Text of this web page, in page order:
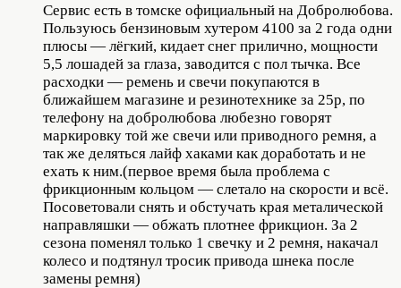
Сервис есть в томске официальный на Добролюбова.
Пользуюсь бензиновым хутером 4100 за 2 года одни
плюсы — лёгкий, кидает снег прилично, мощности
5,5 лошадей за глаза, заводится с пол тычка. Все
расходки — ремень и свечи покупаются в
ближайшем магазине и резинотехнике за 25р, по
телефону на добролюбова любезно говорят
маркировку той же свечи или приводного ремня, а
так же деляться лайф хаками как доработать и не
ехать к ним.(первое время была проблема с
фрикционным кольцом — слетало на скорости и всё.
Посоветовали снять и обстучать края металической
направляшки — обжать плотнее фрикцион. За 2
сезона поменял только 1 свечку и 2 ремня, накачал
колесо и подтянул тросик привода шнека после
замены ремня)